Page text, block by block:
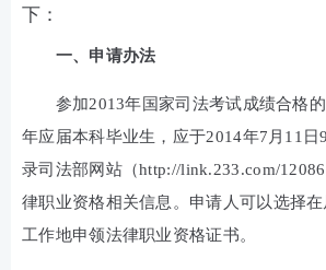
下：
一、申请办法
参加2013年国家司法考试成绩合格的
年应届本科毕业生，应于2014年7月11日
录司法部网站（http://link.233.com/
律职业资格相关信息。申请人可以选择
工作地申领法律职业资格证书。